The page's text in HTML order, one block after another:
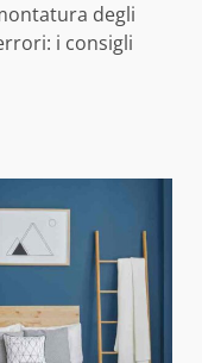
degli
i consigli